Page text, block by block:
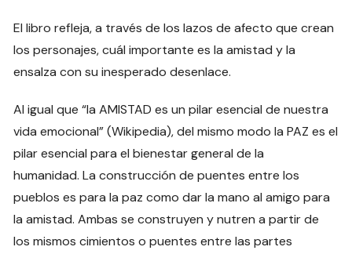
El libro refleja, a través de los lazos de afecto que crean
los personajes, cuál importante es la amistad y la
ensalza con su inesperado desenlace.
Al igual que “la AMISTAD es un pilar esencial de nuestra
vida emocional” (Wikipedia), del mismo modo la PAZ es el
pilar esencial para el bienestar general de la
humanidad. La construcción de puentes entre los
pueblos es para la paz como dar la mano al amigo para
la amistad. Ambas se construyen y nutren a partir de
los mismos cimientos o puentes entre las partes